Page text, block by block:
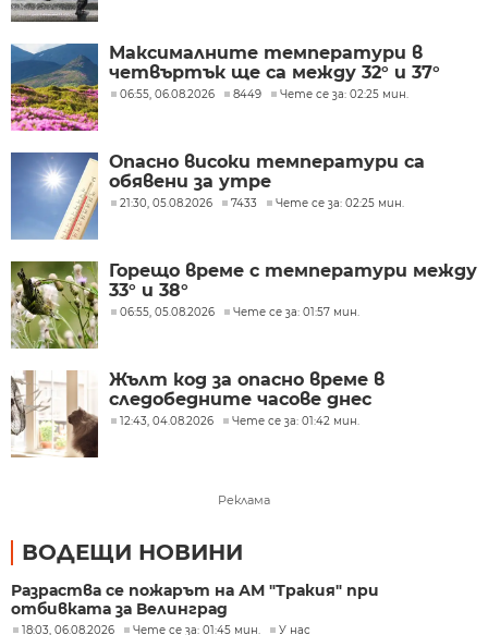
Максималните температури в
четвъртък ще са между 32° и 37°
06:55, 06.08.2026 8449 Чете се за: 02:25 мин.
Опасно високи температури са
обявени за утре
21:30, 05.08.2026 7433 Чете се за: 02:25 мин.
Горещо време с температури между
33° и 38°
06:55, 05.08.2026 Чете се за: 01:57 мин.
Жълт код за опасно време в
следобедните часове днес
12:43, 04.08.2026 Чете се за: 01:42 мин.
Реклама
ВОДЕЩИ НОВИНИ
Разраства се пожарът на АМ "Тракия" при
отбивката за Велинград
18:03, 06.08.2026 Чете се за: 01:45 мин. У нас